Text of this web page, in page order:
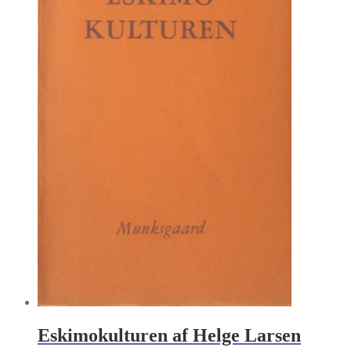
Eskimokulturen af Helge Larsen